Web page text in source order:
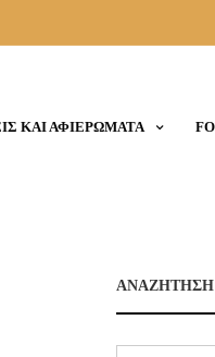
ΚΑΙ ΑΦΙΕΡΩΜΑΤΑ
ΑΝΑΖΗΤΗΣΗ